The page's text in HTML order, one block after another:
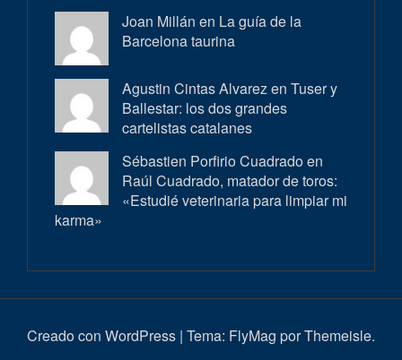
Joan Millán en La guía de la
Barcelona taurina
Agustin Cintas Alvarez en Tuser y
Ballestar: los dos grandes
cartelistas catalanes
Sébastien Porfirio Cuadrado en
Raúl Cuadrado, matador de toros:
«Estudié veterinaria para limpiar mi
karma»
Creado con WordPress | Tema: FlyMag por Themeisle.